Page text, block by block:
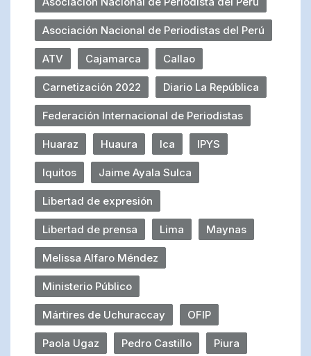
Asociación Nacional de Periodistas del Perú
ATV Cajamarca Callao
Carnetización 2022 Diario La República
Federación Internacional de Periodistas
Huaraz Huaura Ica IPYS
Iquitos Jaime Ayala Sulca
Libertad de expresión
Libertad de prensa Lima Maynas
Melissa Alfaro Méndez
Ministerio Público
Mártires de Uchuraccay OFIP
Paola Ugaz Pedro Castillo Piura